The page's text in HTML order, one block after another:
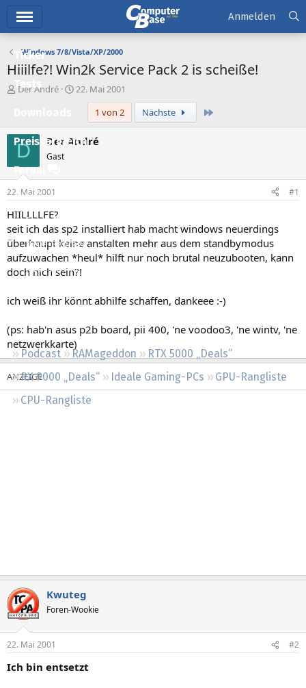
Ticker
Tests
Preisvergleich
Forum
Aktuelles
Empfohlene Inhalte
Neue Beiträge
Neueste Aktivitäten
Podcast RAMageddon
RTX 5000 „Deals“
RX 9000 „Deals“
Ideale Gaming-PCs
GPU-Rangliste
CPU-Rangliste
Anmelden
Windows 7/8/Vista/XP/2000
Hiiilfe?! Win2k Service Pack 2 is scheiße!
E
e
e
Der André
E
e
m
22. Mai 2001
1 von 2
Nächste
D Der André
Gast
22. Mai 2001 #1
HIILLLLFE?
seit ich das sp2 installiert hab macht windows neuerdings
überhaupt keine anstalten mehr aus dem standbymodus
aufzuwachen *heul* hilft nur noch brutal neuzubooten, kann
doch nich sein?!
ich weiß ihr könnt abhilfe schaffen, dankeee :-)
(ps: hab'n asus p2b board, pii 400, 'ne voodoo3, 'ne wintv, 'ne
netzwerkkarte)
Kwuteg
Foren-Wookie
22. Mai 2001 #2
Ich bin entsetzt